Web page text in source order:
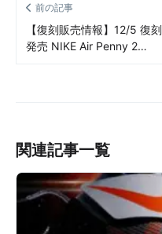
前の記事
【復刻販売情報】12/5 復刻
発売 NIKE Air Penny 2
関連記事一覧